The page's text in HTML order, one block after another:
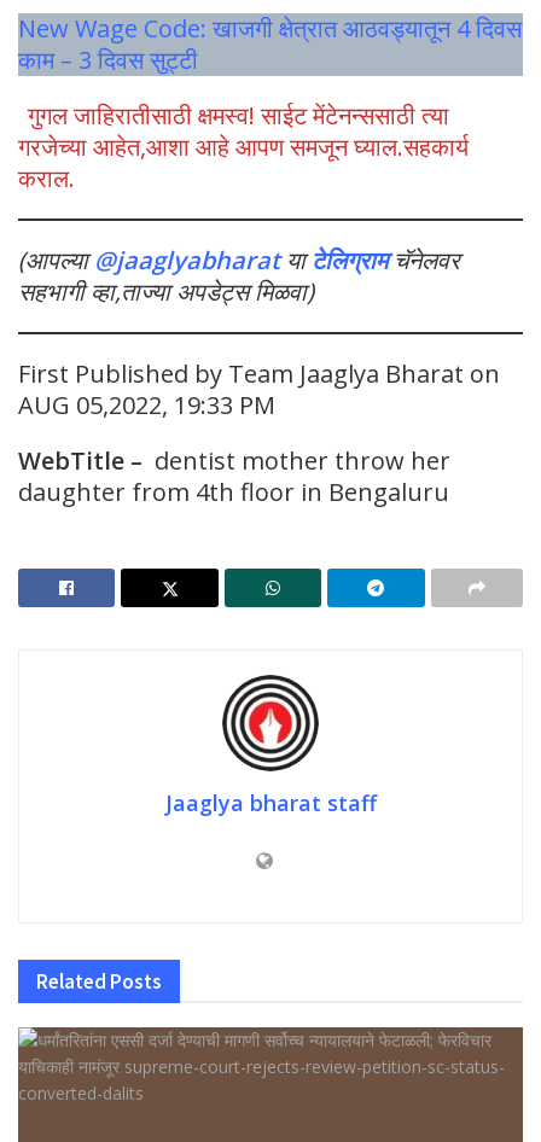
New Wage Code: खाजगी क्षेत्रात आठवड्यातून 4 दिवस
काम – 3 दिवस सुट्टी
गुगल जाहिरातीसाठी क्षमस्व! साईट मेंटेनन्ससाठी त्या
गरजेच्या आहेत,आशा आहे आपण समजून घ्याल.सहकार्य
कराल.
(आपल्या@jaaglyabharat याटेलिग्राम चॅनेलवर
सहभागी व्हा,ताज्या अपडेट्स मिळवा)
First Published by Team Jaaglya Bharat on
AUG 05,2022, 19:33 PM
WebTitle – dentist mother throw her
daughter from 4th floor in Bengaluru
Jaaglya bharat staff
Related Posts